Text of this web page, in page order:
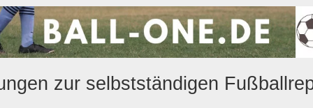
zur selbstständigen